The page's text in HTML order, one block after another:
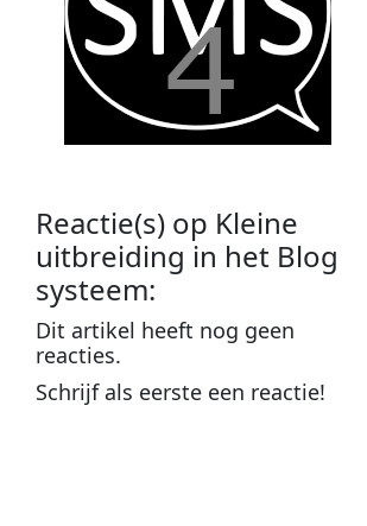
Reactie(s) op Kleine
uitbreiding in het Blog
systeem:
Ditartikel heeft nog geen
reacties.
Schrijf als eerste een reactie!